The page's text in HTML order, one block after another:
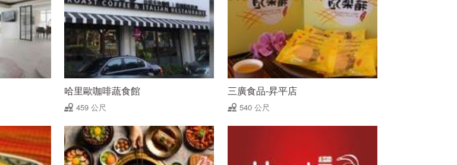
哈里歐咖啡蔬食館
459 公尺
三廣食品-昇平店
540 公尺